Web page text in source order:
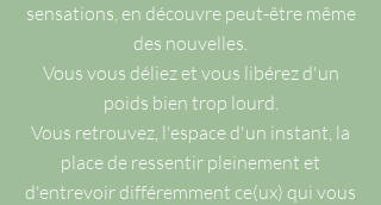
sensations, en découvre peut-être même
des nouvelles.
Vous vous déliez et vous libérez d'un
poids bien trop lourd.
Vous retrouvez, l'espace d'un instant, la
place de ressentir pleinement et
d'entrevoir différemment ce(ux) qui vous